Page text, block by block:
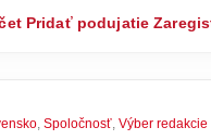
Pridať podujatie
, Spoločnosť, Výber redakcie